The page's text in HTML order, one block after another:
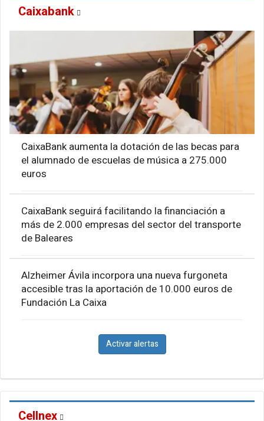
Caixabank
CaixaBank aumenta la dotación de las becas para
el alumnado de escuelas de música a 275.000
euros
CaixaBank seguirá facilitando la financiación a
más de 2.000 empresas del sector del transporte
de Baleares
Alzheimer Ávila incorpora una nueva furgoneta
accesible tras la aportación de 10.000 euros de
Fundación La Caixa
Activar alertas
Cellnex